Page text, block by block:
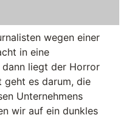
wegen einer
in eine
liegt der Horror
es darum, die
Unternehmens
wir auf ein dunkles